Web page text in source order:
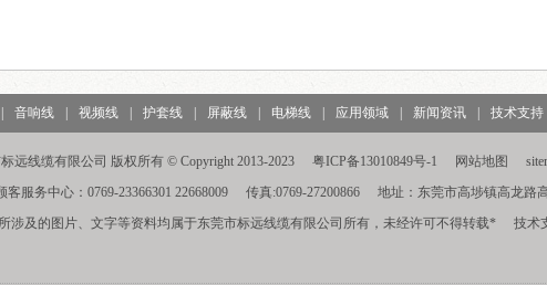
音响线 视频线 护套线 屏蔽线 电梯线 应用领域 新闻资讯 技术支持
远线缆有限公司 版权所有 © Copyright 2013-2023 粤ICP备13010849号-1 网站地图
客服务中心：0769-23366301 22668009
传真:0769-27200866
地址：东莞市高埗镇高龙路
涉及的图片、文字等资料均属于东莞市标远线缆有限公司所有，未经许可不得转载*
技术